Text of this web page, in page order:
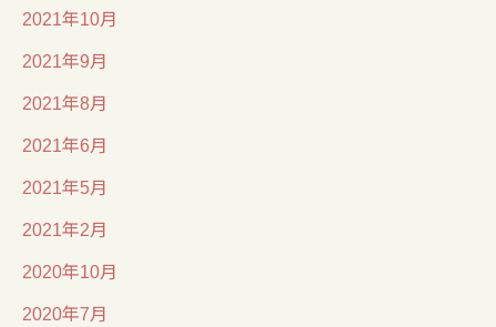
2021年10月
2021年9月
2021年8月
2021年6月
2021年5月
2021年2月
2020年10月
2020年7月